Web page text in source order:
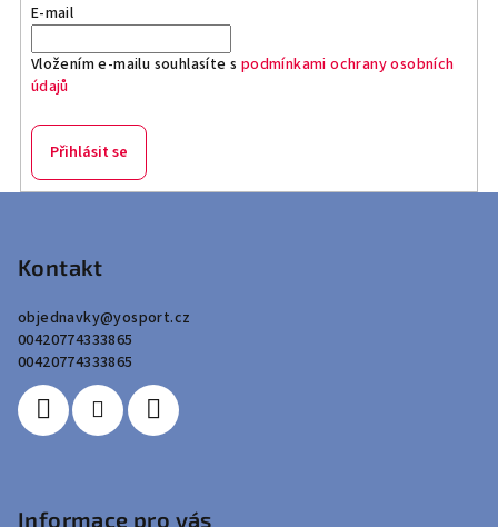
E-mail
Vložením e-mailu souhlasíte s podmínkami ochrany osobních
údajů
Přihlásit se
Kontakt
objednavky@yosport.cz
00420774333865
00420774333865
Informace pro vás